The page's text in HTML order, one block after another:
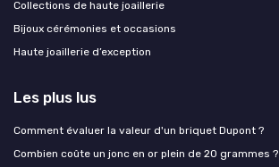
Collections de haute joaillerie
Bijoux cérémonies et occasions
Haute joaillerie d’exception
Les plus lus
Comment évaluer la valeur d'un briquet Dupont ?
Combien coûte un jonc en or plein de 20 grammes ?